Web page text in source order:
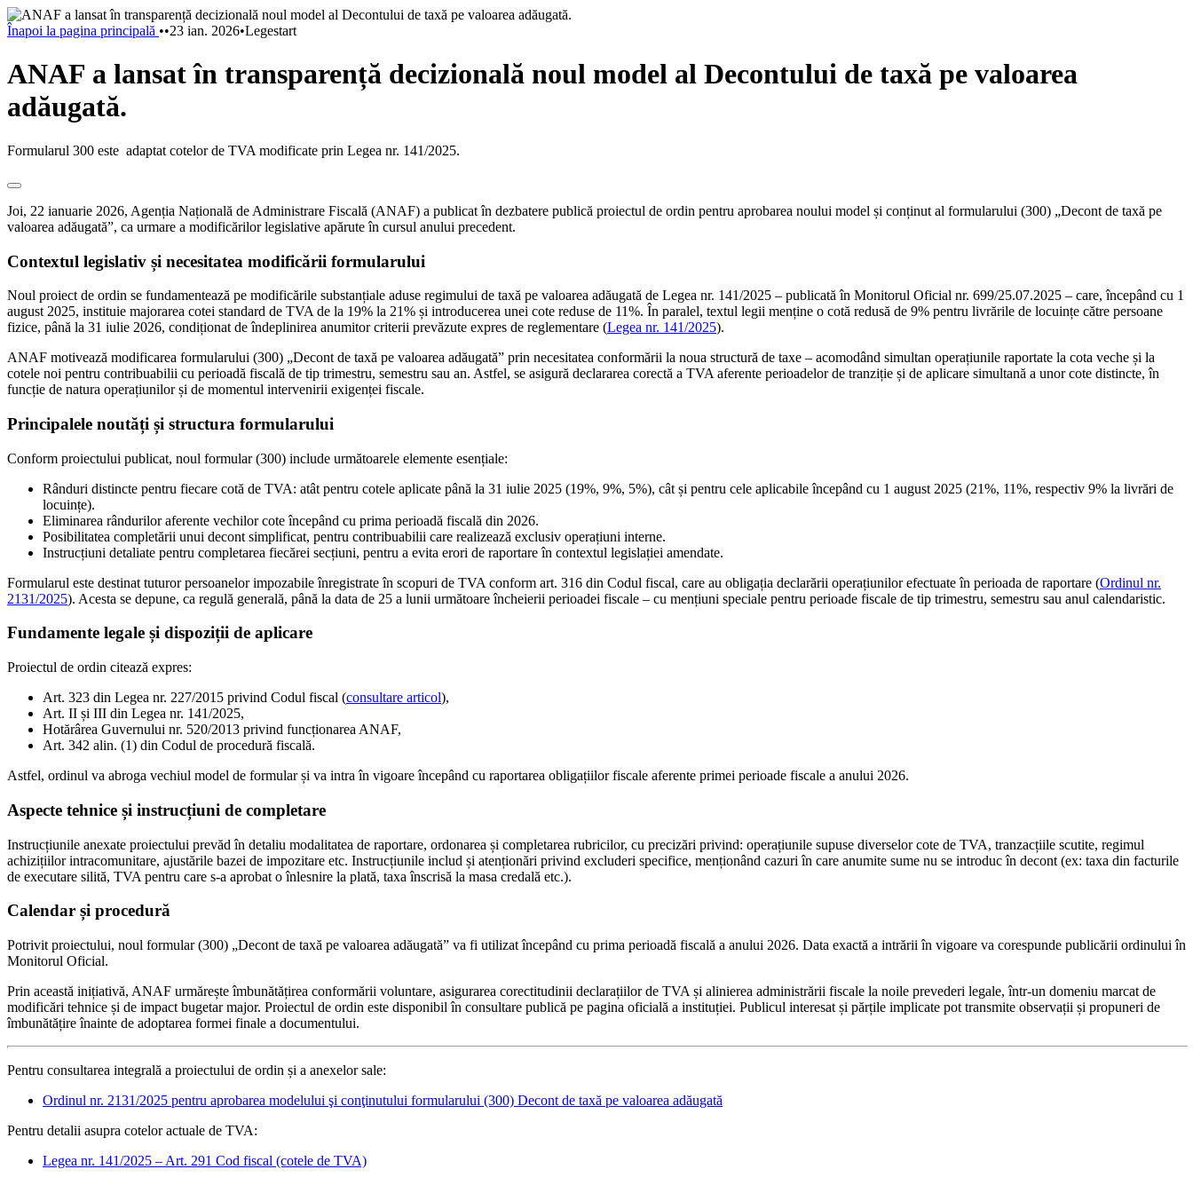
Înapoi la pagina principală ••23 ian. 2026•Legestart
ANAF a lansat în transparență decizională noul model al Decontului de taxă pe valoarea
adăugată.
Formularul 300 este adaptat cotelor de TVA modificate prin Legea nr. 141/2025.
Joi, 22 ianuarie 2026, Agenția Națională de Administrare Fiscală (ANAF) a publicat în dezbatere publică proiectul de ordin pentru aprobarea noului model și conținut al formularului (300) „Decont de taxă pe
valoarea adăugată”, ca urmare a modificărilor legislative apărute în cursul anului precedent.
Contextul legislativ și necesitatea modificării formularului
Noul proiect de ordin se fundamentează pe modificările substanțiale aduse regimului de taxă pe valoarea adăugată de Legea nr. 141/2025 – publicată în Monitorul Oficial nr. 699/25.07.2025 – care, începând cu 1
august 2025, instituie majorarea cotei standard de TVA de la 19% la 21% și introducerea unei cote reduse de 11%. În paralel, textul legii menține o cotă redusă de 9% pentru livrările de locuințe către persoane
fizice, până la 31 iulie 2026, condiționat de îndeplinirea anumitor criterii prevăzute expres de reglementare (Legea nr. 141/2025).
ANAF motivează modificarea formularului (300) „Decont de taxă pe valoarea adăugată” prin necesitatea conformării la noua structură de taxe – acomodând simultan operațiunile raportate la cota veche și la
cotele noi pentru contribuabilii cu perioadă fiscală de tip trimestru, semestru sau an. Astfel, se asigură declararea corectă a TVA aferente perioadelor de tranziție și de aplicare simultană a unor cote distincte, în
funcție de natura operațiunilor și de momentul intervenirii exigenței fiscale.
Principalele noutăți și structura formularului
Conform proiectului publicat, noul formular (300) include următoarele elemente esențiale:
Rânduri distincte pentru fiecare cotă de TVA: atât pentru cotele aplicate până la 31 iulie 2025 (19%, 9%, 5%), cât și pentru cele aplicabile începând cu 1 august 2025 (21%, 11%, respectiv 9% la livrări de
locuințe).
Eliminarea rândurilor aferente vechilor cote începând cu prima perioadă fiscală din 2026.
Posibilitatea completării unui decont simplificat, pentru contribuabilii care realizează exclusiv operațiuni interne.
Instrucțiuni detaliate pentru completarea fiecărei secțiuni, pentru a evita erori de raportare în contextul legislației amendate.
Formularul este destinat tuturor persoanelor impozabile înregistrate în scopuri de TVA conform art. 316 din Codul fiscal, care au obligația declarării operațiunilor efectuate în perioada de raportare (Ordinul nr.
2131/2025). Acesta se depune, ca regulă generală, până la data de 25 a lunii următoare încheierii perioadei fiscale – cu mențiuni speciale pentru perioade fiscale de tip trimestru, semestru sau anul calendaristic.
Fundamente legale și dispoziții de aplicare
Proiectul de ordin citează expres:
Art. 323 din Legea nr. 227/2015 privind Codul fiscal (consultare articol),
Art. II și III din Legea nr. 141/2025,
Hotărârea Guvernului nr. 520/2013 privind funcționarea ANAF,
Art. 342 alin. (1) din Codul de procedură fiscală.
Astfel, ordinul va abroga vechiul model de formular și va intra în vigoare începând cu raportarea obligațiilor fiscale aferente primei perioade fiscale a anului 2026.
Aspecte tehnice și instrucțiuni de completare
Instrucțiunile anexate proiectului prevăd în detaliu modalitatea de raportare, ordonarea și completarea rubricilor, cu precizări privind: operațiunile supuse diverselor cote de TVA, tranzacțiile scutite, regimul
achizițiilor intracomunitare, ajustările bazei de impozitare etc. Instrucțiunile includ și atenționări privind excluderi specifice, menționând cazuri în care anumite sume nu se introduc în decont (ex: taxa din facturile
de executare silită, TVA pentru care s-a aprobat o înlesnire la plată, taxa înscrisă la masa credală etc.).
Calendar și procedură
Potrivit proiectului, noul formular (300) „Decont de taxă pe valoarea adăugată” va fi utilizat începând cu prima perioadă fiscală a anului 2026. Data exactă a intrării în vigoare va corespunde publicării ordinului în
Monitorul Oficial.
Prin această inițiativă, ANAF urmărește îmbunătățirea conformării voluntare, asigurarea corectitudinii declarațiilor de TVA și alinierea administrării fiscale la noile prevederi legale, într-un domeniu marcat de
modificări tehnice și de impact bugetar major. Proiectul de ordin este disponibil în consultare publică pe pagina oficială a instituției. Publicul interesat și părțile implicate pot transmite observații și propuneri de
îmbunătățire înainte de adoptarea formei finale a documentului.
Pentru consultarea integrală a proiectului de ordin și a anexelor sale:
Ordinul nr. 2131/2025 pentru aprobarea modelului şi conţinutului formularului (300) Decont de taxă pe valoarea adăugată
Pentru detalii asupra cotelor actuale de TVA:
Legea nr. 141/2025 – Art. 291 Cod fiscal (cotele de TVA)